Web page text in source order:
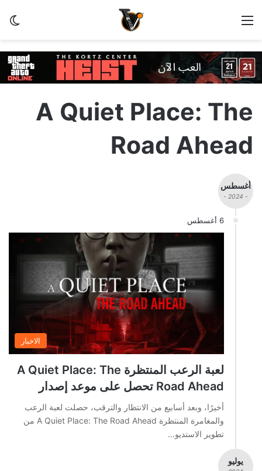
القائمة
A Quiet Place: The
Road Ahead
أغسطس
- 2024 -
6 أغسطس
الاخبار
لعبة الرعب المنتظرة A Quiet Place: The
Road Ahead تحصل على موعد إصدار
أخيرًا، وبعد أسابيع من الانتظار والترقب، حصلت لعبة الرعب
والمغامرة المنتظرة A Quiet Place: The Road Ahead من
تطوير الاستديو…
يوليو